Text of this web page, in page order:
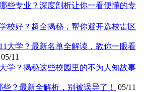
些专业？深度剖析让你一看便懂的专
校好？超全揭秘，帮你避开选校雷区
大学？最新名单全解读，教你一眼看
05/11
学？揭秘这些校园里的不为人知故事
些？最新全解析，别被误导了！
05/11